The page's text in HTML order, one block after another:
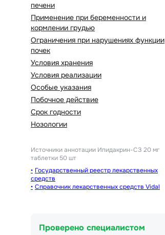
печени
Применение при беременности и
кормлении грудью
Ограничения при нарушениях функции
почек
Условия хранения
Условия реализации
Особые указания
Побочное действие
Срок годности
Нозологии
Источники аннотации Ипидакрин-СЗ 20 мг
таблетки 50 шт
Государственный реестр лекарственных
средств
Справочник лекарственных средств Vidal
Проверено специалистом